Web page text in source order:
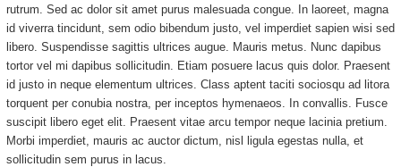
rutrum. Sed ac dolor sit amet purus malesuada congue. In laoreet, magna
id viverra tincidunt, sem odio bibendum justo, vel imperdiet sapien wisi sed
libero. Suspendisse sagittis ultrices augue. Mauris metus. Nunc dapibus
tortor vel mi dapibus sollicitudin. Etiam posuere lacus quis dolor. Praesent
id justo in neque elementum ultrices. Class aptent taciti sociosqu ad litora
torquent per conubia nostra, per inceptos hymenaeos. In convallis. Fusce
suscipit libero eget elit. Praesent vitae arcu tempor neque lacinia pretium.
Morbi imperdiet, mauris ac auctor dictum, nisl ligula egestas nulla, et
sollicitudin sem purus in lacus.